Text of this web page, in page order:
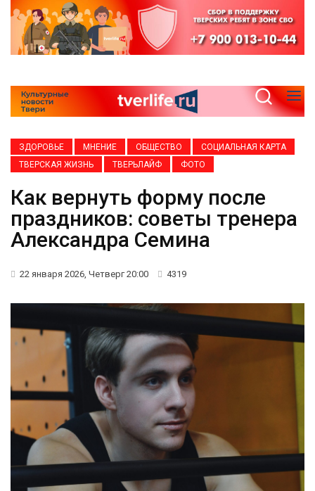
ЗДОРОВЬЕ МНЕНИЕ ОБЩЕСТВО
СОЦИАЛЬНАЯ КАРТА
ТВЕРСКАЯ ЖИЗНЬ
ТВЕРЬЛАЙФ ФОТО
Как вернуть форму после
праздников: советы тренера
Александра Семина
22 января 2026, Четверг 20:00 4319